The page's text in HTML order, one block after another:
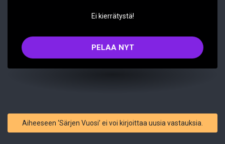
Ei kierrätystä!
PELAA NYT
Aiheeseen ‘Särjen Vuosi’ ei voi kirjoittaa uusia vastauksia.